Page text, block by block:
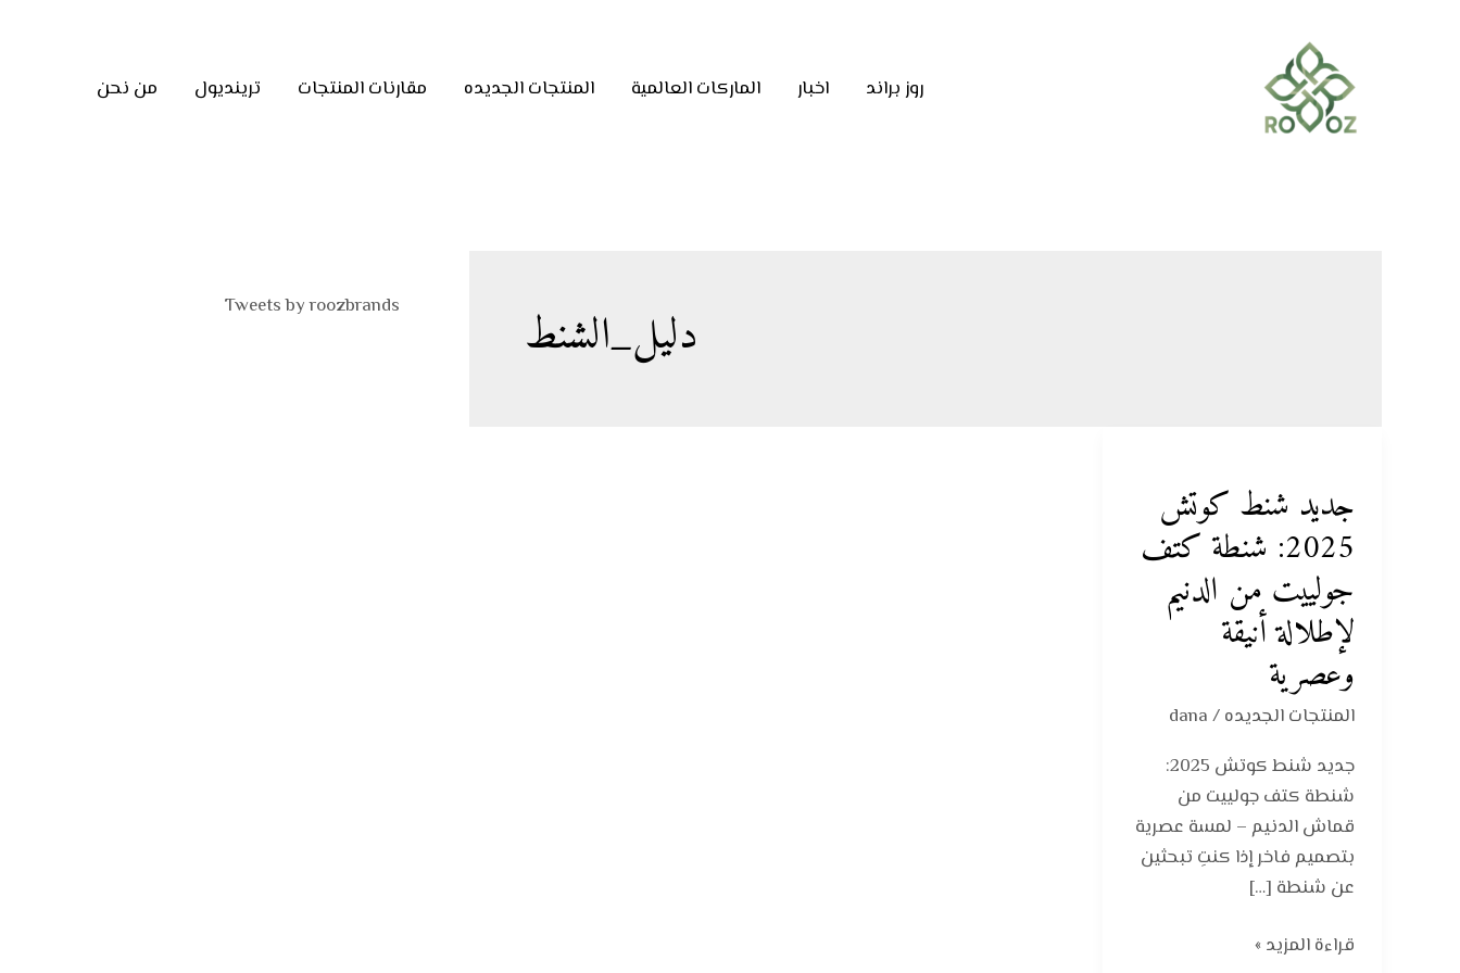
روز براند اخبار الماركات العالمية المنتجات الجديده مقارنات المنتجات ترينديول من نحن
دليل_الشنط
جديد شنط كوتش
2025: شنطة كتف
جولييت من الدنيم
لإطلالة أنيقة
وعصرية
المنتجات الجديده/
dana
جديد شنط كوتش 2025:
شنطة كتف جولييت من
قماش الدنيم – لمسة عصرية
بتصميم فاخر إذا كنتِ تبحثين
عن شنطة […]
كوتش
2025:
شنطة
كتف
جولييت
من
الدنيم
لإطلالة
وعصرية
قراءة المزيد »
Tweets by roozbrands